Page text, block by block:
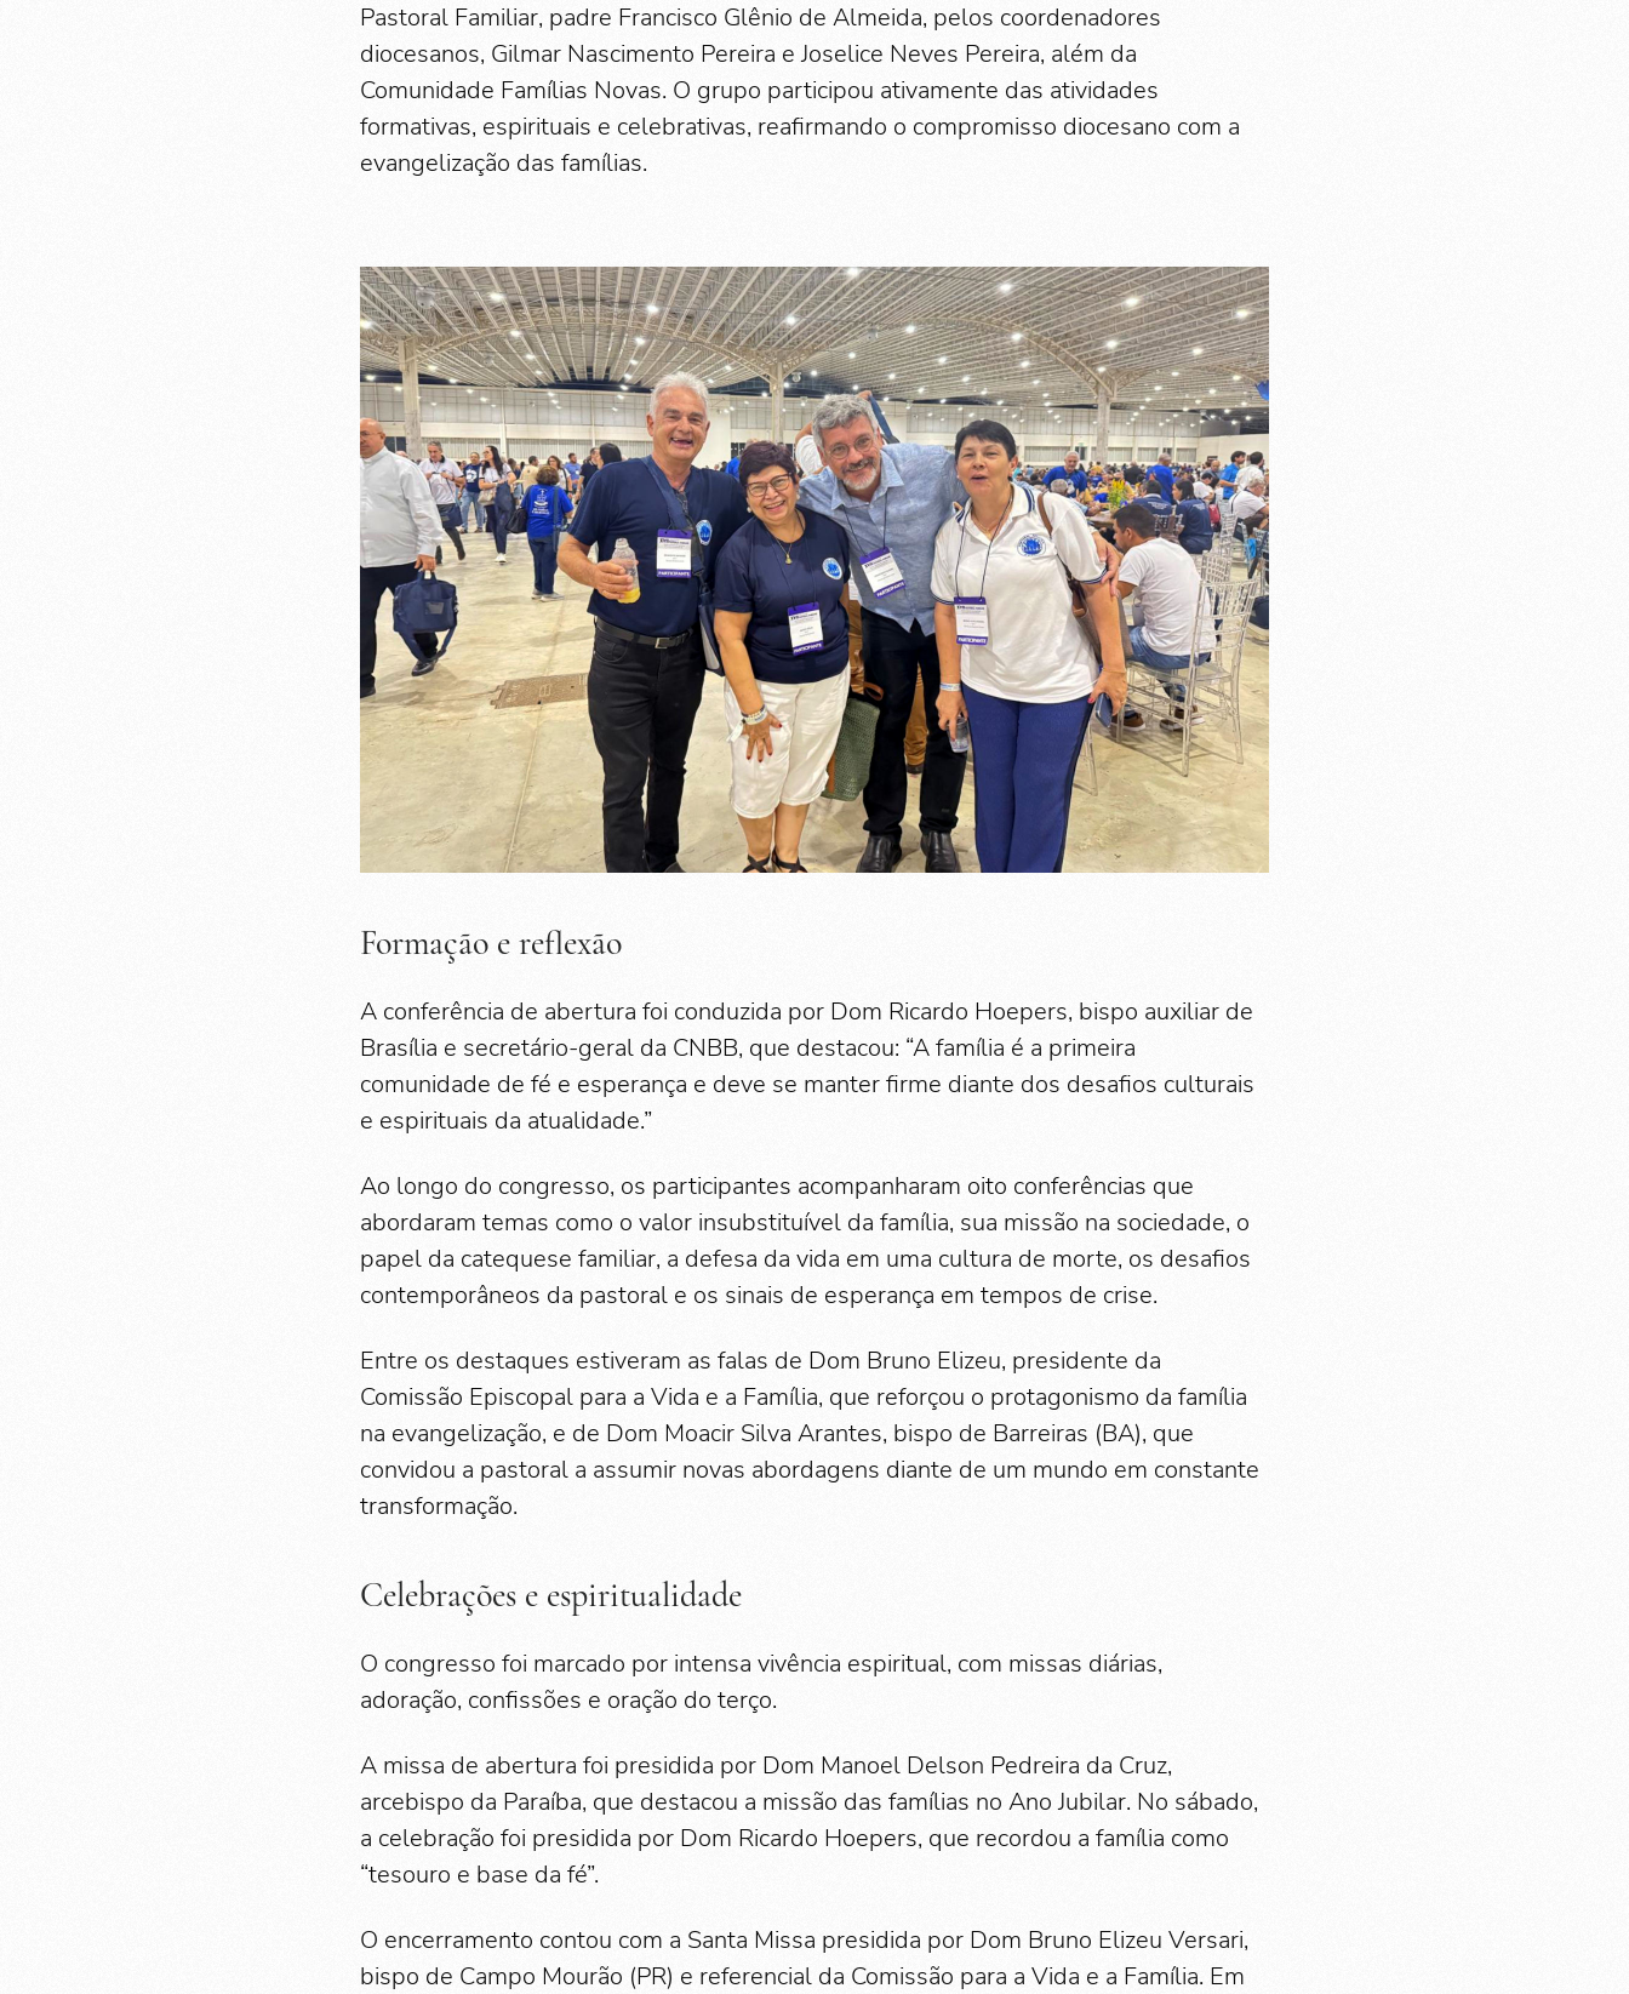
Pastoral Familiar, padre Francisco Glênio de Almeida, pelos coordenadores
diocesanos, Gilmar Nascimento Pereira e Joselice Neves Pereira, além da
Comunidade Famílias Novas. O grupo participou ativamente das atividades
formativas, espirituais e celebrativas, reafirmando o compromisso diocesano com a
evangelização das famílias.
Formação e reflexão
A conferência de abertura foi conduzida por Dom Ricardo Hoepers, bispo auxiliar de
Brasília e secretário-geral da CNBB, que destacou: “A família é a primeira
comunidade de fé e esperança e deve se manter firme diante dos desafios culturais
e espirituais da atualidade.”
Ao longo do congresso, os participantes acompanharam oito conferências que
abordaram temas como o valor insubstituível da família, sua missão na sociedade, o
papel da catequese familiar, a defesa da vida em uma cultura de morte, os desafios
contemporâneos da pastoral e os sinais de esperança em tempos de crise.
Entre os destaques estiveram as falas de Dom Bruno Elizeu, presidente da
Comissão Episcopal para a Vida e a Família, que reforçou o protagonismo da família
na evangelização, e de Dom Moacir Silva Arantes, bispo de Barreiras (BA), que
convidou a pastoral a assumir novas abordagens diante de um mundo em constante
transformação.
Celebrações e espiritualidade
O congresso foi marcado por intensa vivência espiritual, com missas diárias,
adoração, confissões e oração do terço.
A missa de abertura foi presidida por Dom Manoel Delson Pedreira da Cruz,
arcebispo da Paraíba, que destacou a missão das famílias no Ano Jubilar. No sábado,
a celebração foi presidida por Dom Ricardo Hoepers, que recordou a família como
“tesouro e base da fé”.
O encerramento contou com a Santa Missa presidida por Dom Bruno Elizeu Versari,
bispo de Campo Mourão (PR) e referencial da Comissão para a Vida e a Família. Em